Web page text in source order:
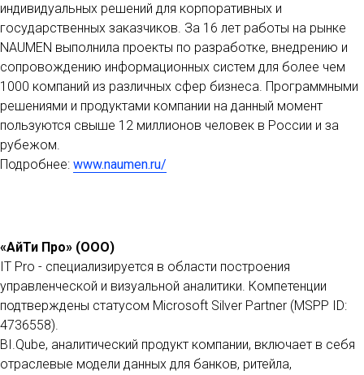
индивидуальных решений для корпоративных и
государственных заказчиков. За 16 лет работы на рынке
NAUMEN выполнила проекты по разработке, внедрению и
сопровождению информационных систем для более чем
1000 компаний из различных сфер бизнеса. Программными
решениями и продуктами компании на данный момент
пользуются свыше 12 миллионов человек в России и за
рубежом.
Подробнее: www.naumen.ru/
«АйТи Про» (ООО)
IT Pro - специализируется в области построения
управленческой и визуальной аналитики. Компетенции
подтверждены статусом Microsoft Silver Partner (MSPP ID:
4736558).
BI.Qube, аналитический продукт компании, включает в себя
отраслевые модели данных для банков, ритейла,